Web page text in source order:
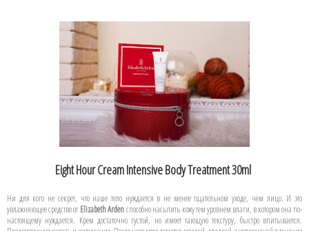
Eight Hour Cream Intensive Body Treatment 30ml
Ни для кого не секрет, что наше тело нуждается в не менее тщательном уходе, чем лицо. И это
увлажняющее средство от Elizabeth Ardenспособно насытить кожу тем уровнем влаги, в котором она по-
настоящему нуждается. Крем достаточно густой, но имеет тающую текстуру, быстро впитывается.